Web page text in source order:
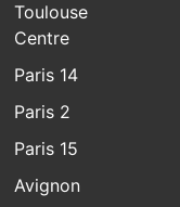
Toulouse
Centre
Paris 14
Paris 2
Paris 15
Avignon